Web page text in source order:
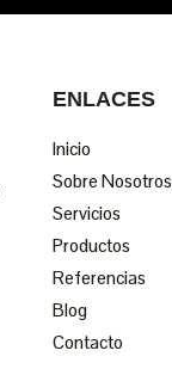
ENLACES
Inicio
Sobre Nosotros
Servicios
Productos
Referencias
Blog
Contacto